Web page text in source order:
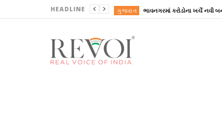
HEADLINE ગુજરાત
ગુજરાત
ગુજરાત